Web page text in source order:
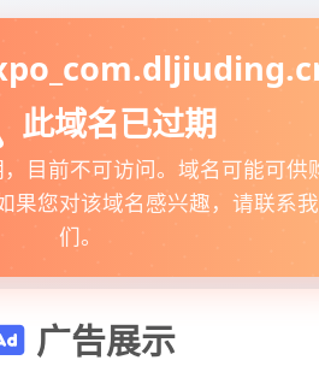
此域名已过期
目前不可访问。域名可能可供
果您对该域名感兴趣，请联系我
们。
广告展示